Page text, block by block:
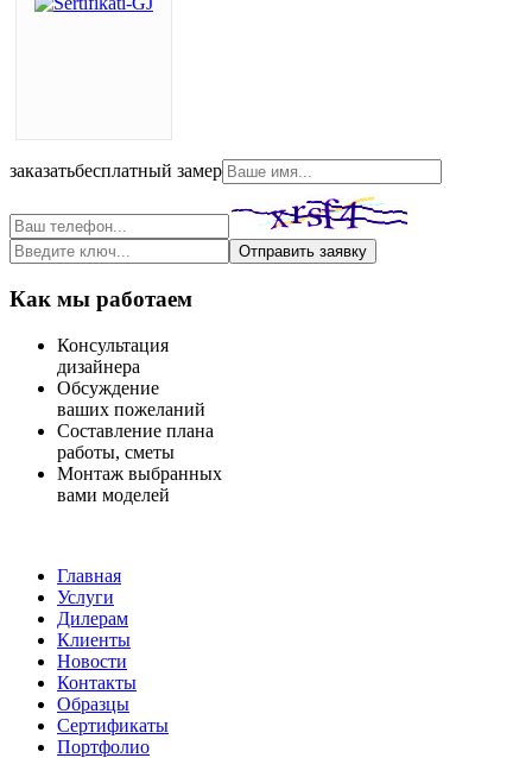
заказатьбесплатный замер
Отправить заявку
Как мы работаем
Консультация
дизайнера
Обсуждение
ваших пожеланий
Составление плана
работы, сметы
Монтаж выбранных
вами моделей
Главная
Услуги
Дилерам
Клиенты
Новости
Контакты
Образцы
Сертификаты
Портфолио